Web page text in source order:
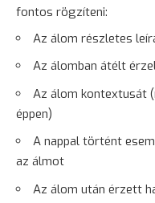
fontos rögzíteni:
Az álom részletes
Az álomban átélt
Az álom kontextusát
éppen)
A nappal történt
az álmot
Az álom után érzett